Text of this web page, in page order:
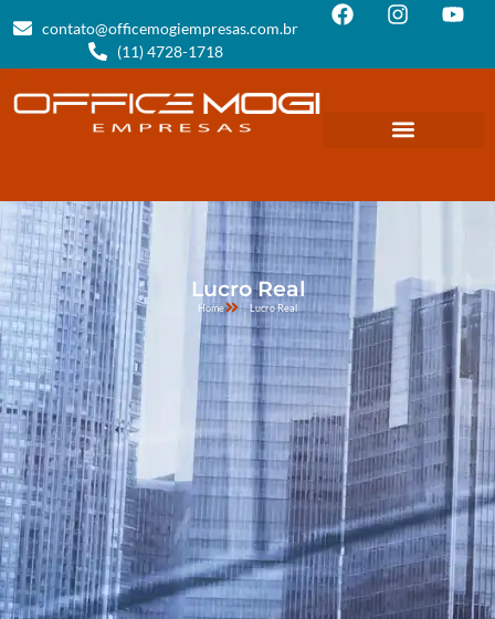
contato@officemogiempresas.com.br
(11) 4728-1718
Lucro Real
Home Lucro Real